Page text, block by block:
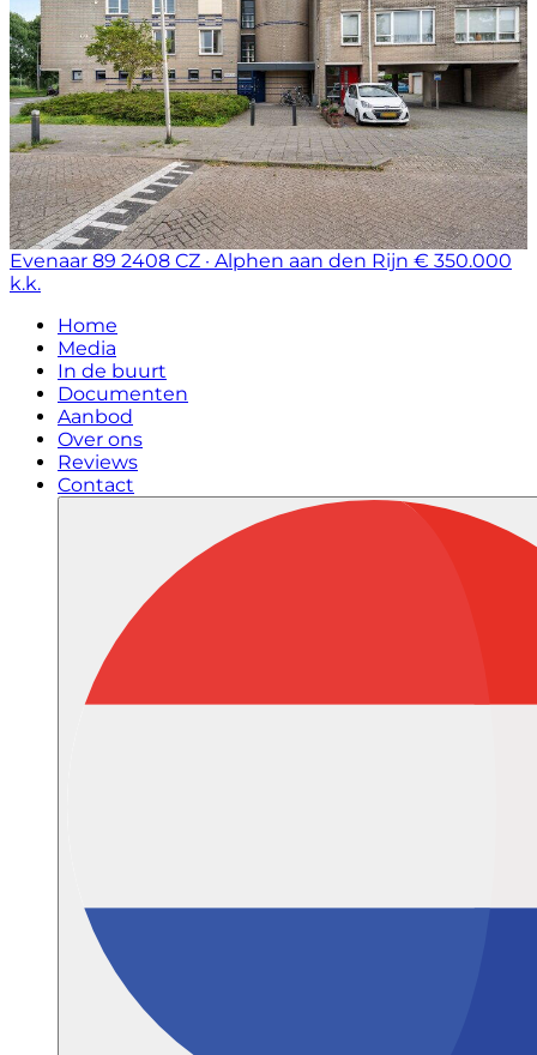
Evenaar 89 2408 CZ · Alphen aan den Rijn € 350.000
k.k.
Home
Media
In de buurt
Documenten
Aanbod
Over ons
Reviews
Contact